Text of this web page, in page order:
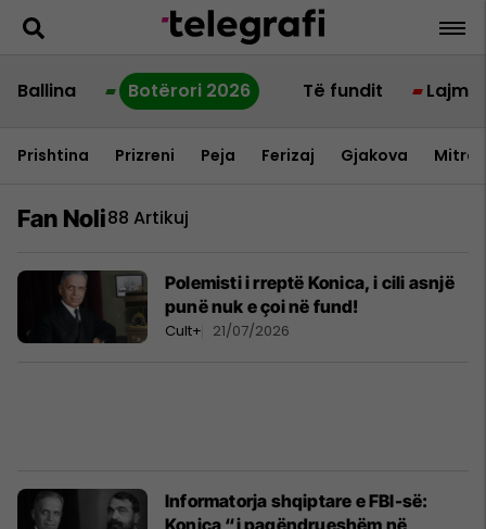
Ballina Botërori 2026 Të fundit Lajme
Prishtina Prizreni Peja Ferizaj Gjakova
Fan Noli88 Artikuj
Polemisti i rreptë Konica, i cili asnjë
punë nuk e çoi në fund!
Cult+ 21/07/2026
Informatorja shqiptare e FBI-së:
Konica “i paqëndrueshëm në